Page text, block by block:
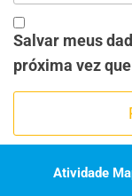
Salvar meus
próxima vez
Atividade